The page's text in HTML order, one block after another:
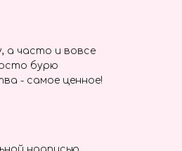
а часто и вовсе
бурю
- самое ценное!